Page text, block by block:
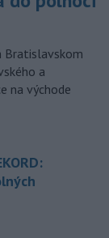
Bratislavskom
a
na východe